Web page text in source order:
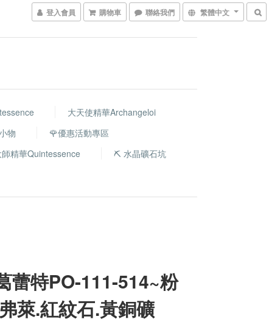
登入會員 購物車 聯絡我們 繁體中文
大天使精華Archangeloi
物
🌹優惠活動專區
師精華Quintessence
⛏️ 水晶礦石坑
蕾特PO-111-514~粉
萊.紅紋石.黃銅礦